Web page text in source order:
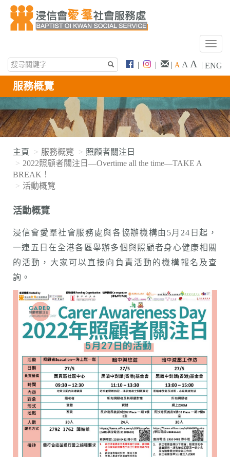
T
g
n
a
v
| | | A A A | ENG
服務概覽
主頁 服務概覽
照顧者關注日
2022照顧者關注日—Overtime all the time—TAKE A
BREAK！
活動概覽
活動概覽
浸信會愛羣社會服務處與各協辦機構由5月24日起，
一連五日在全港各區舉辦多個與照顧者身心健康相關
的活動，大家可以直接向負責活動的機構報名及查
詢。